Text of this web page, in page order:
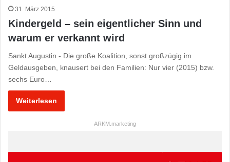
31. März 2015
Kindergeld – sein eigentlicher Sinn und
warum er verkannt wird
Sankt Augustin - Die große Koalition, sonst großzügig im
Geldausgeben, knausert bei den Familien: Nur vier (2015) bzw.
sechs Euro…
Weiterlesen
ARKM.marketing